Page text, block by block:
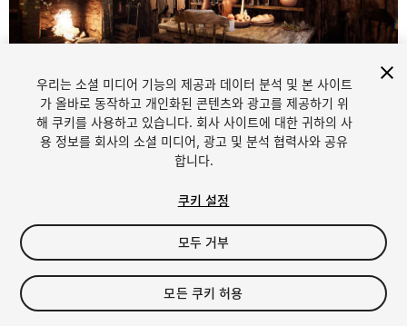
1/18
$29.99
세금/부가세는 결제 시 반영됩니다.
우리는 소셜 미디어 기능의 제공과 데이터 분석 및 본 사이트
가 올바로 동작하고 개인화된 콘텐츠와 광고를 제공하기 위
해 쿠키를 사용하고 있습니다. 회사 사이트에 대한 귀하의 사
용 정보를 회사의 소셜 미디어, 광고 및 분석 협력사와 공유
합니다.
쿠키 설정
모두 거부
모든 쿠키 허용